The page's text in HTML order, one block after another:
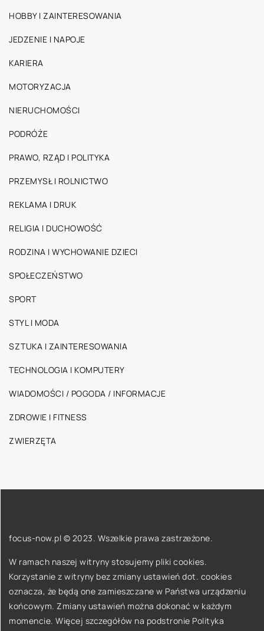
HOBBY I ZAINTERESOWANIA
JEDZENIE I NAPOJE
KARIERA
MOTORYZACJA
NIERUCHOMOŚCI
PODRÓŻE
PRAWO, RZĄD I POLITYKA
PRZEMYSŁ I ROLNICTWO
REKLAMA I DRUK
RELIGIA I DUCHOWOŚĆ
RODZINA I WYCHOWANIE DZIECI
SPOŁECZEŃSTWO
SPORT
STYL I MODA
SZTUKA I ZAINTERESOWANIA
TECHNOLOGIA I KOMPUTERY
WIADOMOŚCI / POGODA / INFORMACJE
ZDROWIE I FITNESS
ZWIERZĘTA
focus-now.pl © 2023. Wszelkie prawa zastrzeżone.
W ramach naszej witryny stosujemy pliki cookies.
Korzystanie z witryny bez zmiany ustawień dot. cookies
oznacza, że będą one zamieszczane w Państwa urządzeniu
końcowym. Zmiany ustawień można dokonać w każdym
momencie. Więcej szczegółów na podstronie Polityka